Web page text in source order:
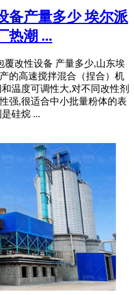
备产量多少 埃尔派
热潮 ...
覆改性设备 产量多少,山东埃
的高速搅拌混合（捏合）机
温度可调性大,对不同改性剂
强,很适合中小批量粉体的表
硅烷 ...